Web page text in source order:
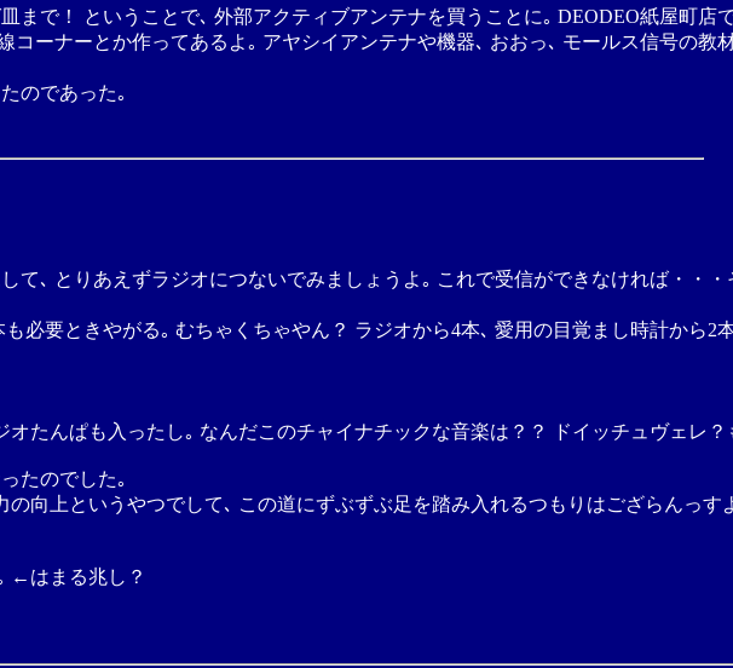
まで！ ということで､ 外部アクティブアンテナを買うことに｡ DEODEO紙屋町店
コーナーとか作ってあるよ｡ アヤシイアンテナや機器､ おおっ､ モールス信号の教
のであった｡
て､ とりあえずラジオにつないでみましょうよ｡ これで受信ができなければ・・
必要ときやがる｡ むちゃくちゃやん？ ラジオから4本､ 愛用の目覚まし時計から2
たんぱも入ったし｡ なんだこのチャイナチックな音楽は？？ ドイッチュヴェレ？
たのでした｡
向上というやつでして､ この道にずぶずぶ足を踏み入れるつもりはござらんっす
←はまる兆し？